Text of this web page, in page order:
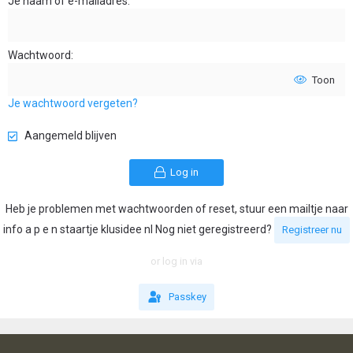
Wachtwoord
Toon
Je wachtwoord vergeten?
Aangemeld blijven
Log in
Heb je problemen met wachtwoorden of reset, stuur een mailtje naar
info a p e n staartje klusidee nl Nog niet geregistreerd?
Registreer nu
or log in via
Passkey